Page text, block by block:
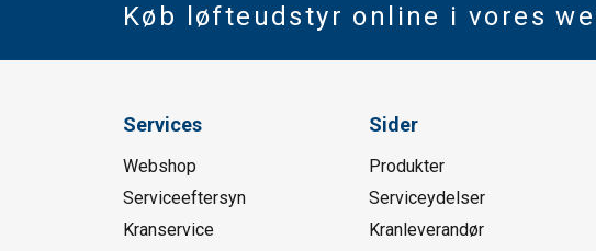
Køb løfteudstyr online i vores
Services
Webshop
Serviceeftersyn
Kranservice
Sider
Produkter
Serviceydelser
Kranleverandør